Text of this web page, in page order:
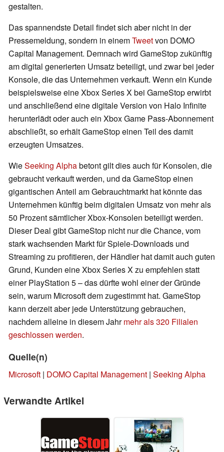
gestalten.
Das spannendste Detail findet sich aber nicht in der
Pressemeldung, sondern in einemTweetvon DOMO
Capital Management. Demnach wird GameStop zukünftig
am digital generierten Umsatz beteiligt, und zwar bei jeder
Konsole, die das Unternehmen verkauft. Wenn ein Kunde
beispielsweise eine Xbox Series X bei GameStop erwirbt
und anschließend eine digitale Version von Halo Infinite
herunterlädt oder auch ein Xbox Game Pass-Abonnement
abschließt, so erhält GameStop einen Teil des damit
erzeugten Umsatzes.
WieSeeking Alphabetont gilt dies auch für Konsolen, die
gebraucht verkauft werden, und da GameStop einen
gigantischen Anteil am Gebrauchtmarkt hat könnte das
Unternehmen künftig beim digitalen Umsatz von mehr als
50 Prozent sämtlicher Xbox-Konsolen beteiligt werden.
Dieser Deal gibt GameStop nicht nur die Chance, vom
stark wachsenden Markt für Spiele-Downloads und
Streaming zu profitieren, der Händler hat damit auch guten
Grund, Kunden eine Xbox Series X zu empfehlen statt
einer PlayStation 5 – das dürfte wohl einer der Gründe
sein, warum Microsoft dem zugestimmt hat. GameStop
kann derzeit aber jede Unterstützung gebrauchen,
nachdem alleine in diesem Jahrmehr als 320 Filialen
geschlossen werden.
Quelle(n)
Microsoft | DOMO Capital Management | Seeking Alpha
Verwandte Artikel